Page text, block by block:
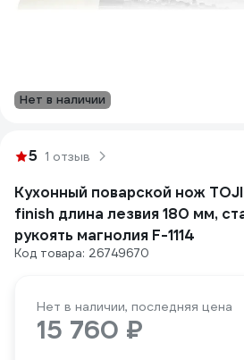
Нет в наличии
5 1 отзыв
Кухонный поварской нож
finish длина лезвия 180 мм,
рукоять магнолия F-1114
Код товара: 26749670
Нет в наличии, последняя цена
15 760 ₽